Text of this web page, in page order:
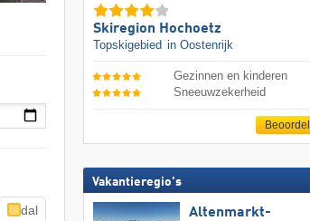
dal
Skiregion Hochoetz
Topskigebied in Oostenrijk
Gezinnen en kinderen
Sneeuwzekerheid
Vakantieregio's
Altenmarkt-